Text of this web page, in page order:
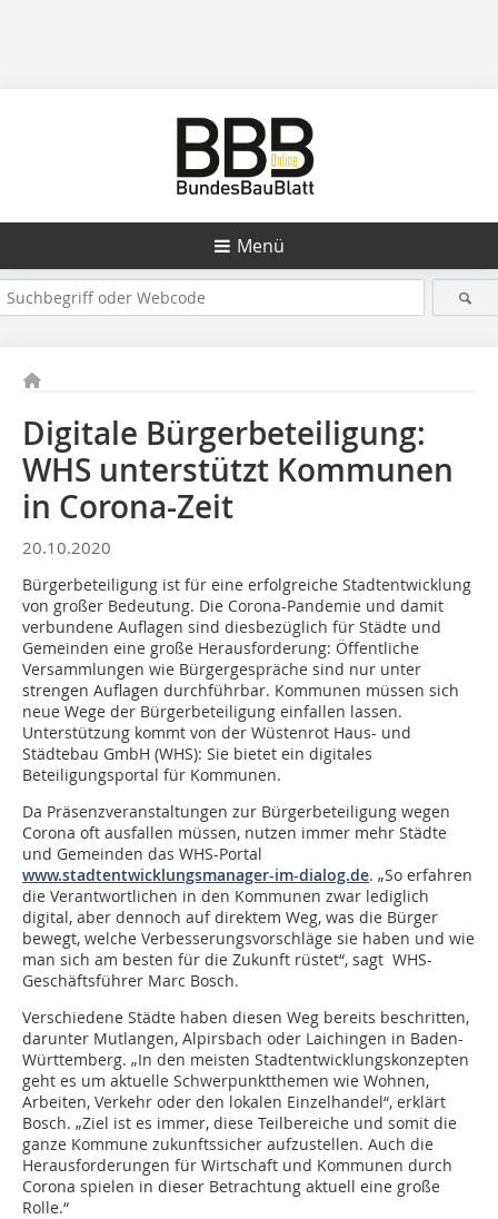
Menü
Digitale Bürgerbeteiligung:
WHS unterstützt Kommunen
in Corona-Zeit
20.10.2020
Bürgerbeteiligung ist für eine erfolgreiche Stadtentwicklung
von großer Bedeutung. Die Corona-Pandemie und damit
verbundene Auflagen sind diesbezüglich für Städte und
Gemeinden eine große Herausforderung: Öffentliche
Versammlungen wie Bürgergespräche sind nur unter
strengen Auflagen durchführbar. Kommunen müssen sich
neue Wege der Bürgerbeteiligung einfallen lassen.
Unterstützung kommt von der Wüstenrot Haus- und
Städtebau GmbH (WHS): Sie bietet ein digitales
Beteiligungsportal für Kommunen.
Da Präsenzveranstaltungen zur Bürgerbeteiligung wegen
Corona oft ausfallen müssen, nutzen immer mehr Städte
und Gemeinden das WHS-Portal
www.stadtentwicklungsmanager-im-dialog.de. „So erfahren
die Verantwortlichen in den Kommunen zwar lediglich
digital, aber dennoch auf direktem Weg, was die Bürger
bewegt, welche Verbesserungsvorschläge sie haben und wie
man sich am besten für die Zukunft rüstet“, sagt WHS-
Geschäftsführer Marc Bosch.
Verschiedene Städte haben diesen Weg bereits beschritten,
darunter Mutlangen, Alpirsbach oder Laichingen in Baden-
Württemberg. „In den meisten Stadtentwicklungskonzepten
geht es um aktuelle Schwerpunktthemen wie Wohnen,
Arbeiten, Verkehr oder den lokalen Einzelhandel“, erklärt
Bosch. „Ziel ist es immer, diese Teilbereiche und somit die
ganze Kommune zukunftssicher aufzustellen. Auch die
Herausforderungen für Wirtschaft und Kommunen durch
Corona spielen in dieser Betrachtung aktuell eine große
Rolle.“